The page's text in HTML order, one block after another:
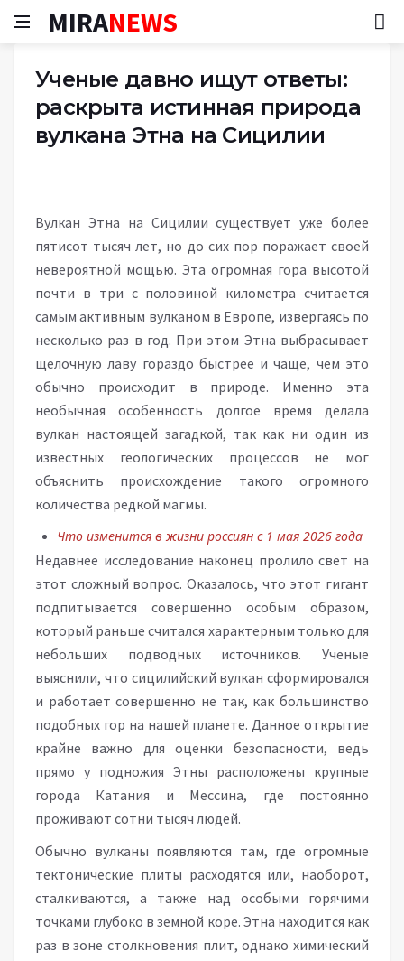
MIRANEWS
Ученые давно ищут ответы:
раскрыта истинная природа
вулкана Этна на Сицилии
Вулкан Этна на Сицилии существует уже более
пятисот тысяч лет, но до сих пор поражает своей
невероятной мощью. Эта огромная гора высотой
почти в три с половиной километра считается
самым активным вулканом в Европе, извергаясь по
несколько раз в год. При этом Этна выбрасывает
щелочную лаву гораздо быстрее и чаще, чем это
обычно происходит в природе. Именно эта
необычная особенность долгое время делала
вулкан настоящей загадкой, так как ни один из
известных геологических процессов не мог
объяснить происхождение такого огромного
количества редкой магмы.
Что изменится в жизни россиян с 1 мая 2026 года
Недавнее исследование наконец пролило свет на
этот сложный вопрос. Оказалось, что этот гигант
подпитывается совершенно особым образом,
который раньше считался характерным только для
небольших подводных источников. Ученые
выяснили, что сицилийский вулкан сформировался
и работает совершенно не так, как большинство
подобных гор на нашей планете. Данное открытие
крайне важно для оценки безопасности, ведь
прямо у подножия Этны расположены крупные
города Катания и Мессина, где постоянно
проживают сотни тысяч людей.
Обычно вулканы появляются там, где огромные
тектонические плиты расходятся или, наоборот,
сталкиваются, а также над особыми горячими
точками глубоко в земной коре. Этна находится как
раз в зоне столкновения плит, однако химический